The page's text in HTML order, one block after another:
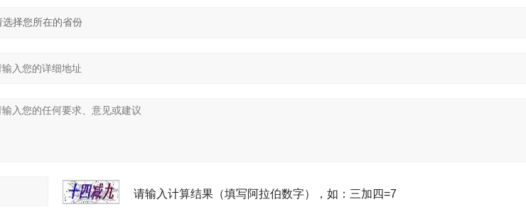
请输入计算结果（填写阿拉伯数字），如：三加四=7